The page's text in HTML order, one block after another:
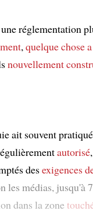
réglementation
, quelque chose
nouvellement
ait souvent
autorisé,
desexigences
les médias, jusqu'à
dans la zone